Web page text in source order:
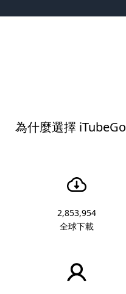
為什麼選擇
2,853,954
全球下載